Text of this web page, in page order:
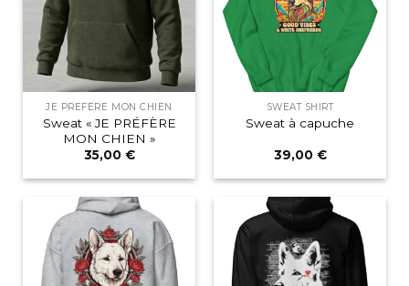
JE PREFÈRE MON CHIEN
Sweat « JE PRÉFÈRE
MON CHIEN »
35,00 €
SWEAT SHIRT
Sweat à capuche
39,00 €